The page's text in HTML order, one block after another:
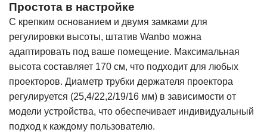
Простота в настройке
С крепким основанием и двумя замками для
регулировки высоты, штатив Wanbo можна
адаптировать под ваше помещение. Максимальная
высота составляет 170 см, что подходит для любых
проекторов. Диаметр трубки держателя проектора
регулируется (25,4/22,2/19/16 мм) в зависимости от
модели устройства, что обеспечивает индивидуальный
подход к каждому пользователю.